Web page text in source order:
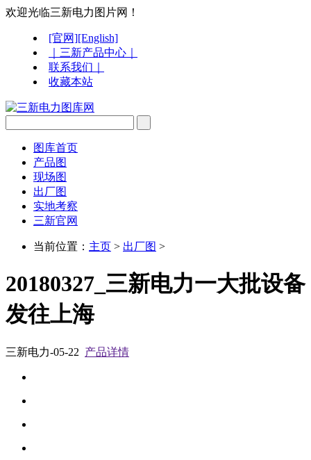
欢迎光临三新电力图片网！
[官网][English]
｜三新产品中心｜
联系我们｜
收藏本站
图库首页
产品图
现场图
出厂图
实地考察
三新官网
当前位置： 主页 > 出厂图 >
20180327_三新电力一大批设备
发往上海
三新电力-05-22 产品详情